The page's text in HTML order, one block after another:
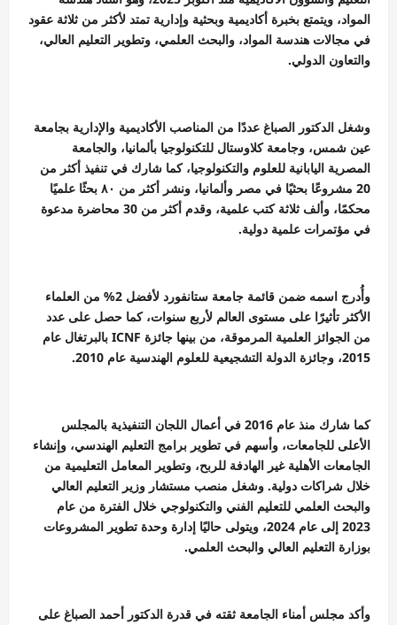
المواد، ويتمتع بخبرة أكاديمية وبحثية وإدارية تمتد لأكثر من ثلاثة عقود
في مجالات هندسة المواد، والبحث العلمي، وتطوير التعليم العالي،
والتعاون الدولي.
وشغل الدكتور الصباغ عددًا من المناصب الأكاديمية والإدارية بجامعة
عين شمس، وجامعة كلاوستال للتكنولوجيا بألمانيا، والجامعة
المصرية اليابانية للعلوم والتكنولوجيا، كما شارك في تنفيذ أكثر من
20 مشروعًا بحثيًا في مصر وألمانيا، ونشر أكثر من ٨٠ بحثًا علميًا
محكمًا، وألف ثلاثة كتب علمية، وقدم أكثر من 30 محاضرة مدعوة
في مؤتمرات علمية دولية.
وأُدرج اسمه ضمن قائمة جامعة ستانفورد لأفضل 2% من العلماء
الأكثر تأثيرًا على مستوى العالم لأربع سنوات، كما حصل على عدد
من الجوائز العلمية المرموقة، من بينها جائزة ICNF بالبرتغال عام
2015، وجائزة الدولة التشجيعية للعلوم الهندسية عام 2010.
كما شارك منذ عام 2016 في أعمال اللجان التنفيذية بالمجلس
الأعلى للجامعات، وأسهم في تطوير برامج التعليم الهندسي، وإنشاء
الجامعات الأهلية غير الهادفة للربح، وتطوير المعامل التعليمية من
خلال شراكات دولية. وشغل منصب مستشار وزير التعليم العالي
والبحث العلمي للتعليم الفني والتكنولوجي خلال الفترة من عام
2023 إلى عام 2024، ويتولى حاليًا إدارة وحدة تطوير المشروعات
بوزارة التعليم العالي والبحث العلمي.
وأكد مجلس أمناء الجامعة ثقته في قدرة الدكتور أحمد الصباغ على